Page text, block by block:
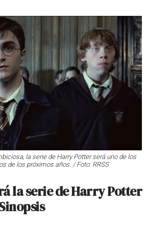
la serie de Harry Potter será uno de los
de los próximos años. / Foto: RRSS
la serie de Harry Potter